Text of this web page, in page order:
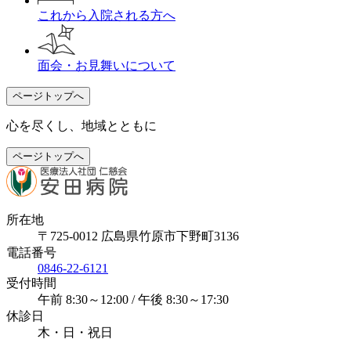
これから入院される方へ
面会・お見舞いについて
ページトップへ
心を尽くし、地域とともに
ページトップへ
所在地
〒725-0012 広島県竹原市下野町3136
電話番号
0846-22-6121
受付時間
午前 8:30～12:00 / 午後 8:30～17:30
休診日
木・日・祝日